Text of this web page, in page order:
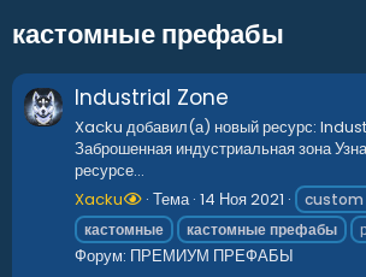
кастомные префабы
Industrial Zone
Xacku добавил(а) новый ресурс:
Заброшенная индустриальная зона
ресурсе...
Xacku
Тема 14 Ноя 2021 custom
кастомные
кастомныепрефабы
Форум: ПРЕМИУМ ПРЕФАБЫ